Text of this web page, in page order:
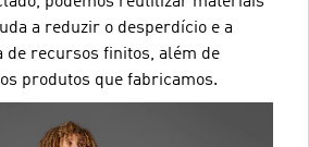
a reduzir o desperdício e a
de recursos finitos, além de
produtos que fabricamos.